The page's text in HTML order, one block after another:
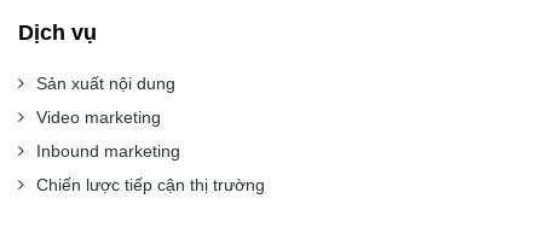
Dịch vụ
Sản xuất nội dung
Video marketing
Inbound marketing
Chiến lược tiếp cận thị trường